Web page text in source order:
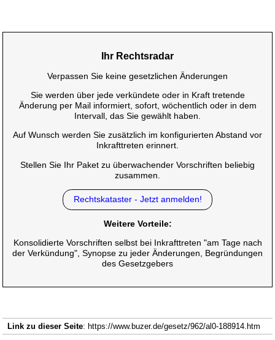
Ihr Rechtsradar
Verpassen Sie keine gesetzlichen Änderungen
Sie werden über jede verkündete oder in Kraft tretende
Änderung per Mail informiert, sofort, wöchentlich oder in dem
Intervall, das Sie gewählt haben.
Auf Wunsch werden Sie zusätzlich im konfigurierten Abstand vor
Inkrafttreten erinnert.
Stellen Sie Ihr Paket zu überwachender Vorschriften beliebig
zusammen.
Rechtskataster - Jetzt anmelden!
Weitere Vorteile:
Konsolidierte Vorschriften selbst bei Inkrafttreten "am Tage nach
der Verkündung", Synopse zu jeder Änderungen, Begründungen
des Gesetzgebers
Link zu dieser Seite: https://www.buzer.de/gesetz/962/al0-188914.htm